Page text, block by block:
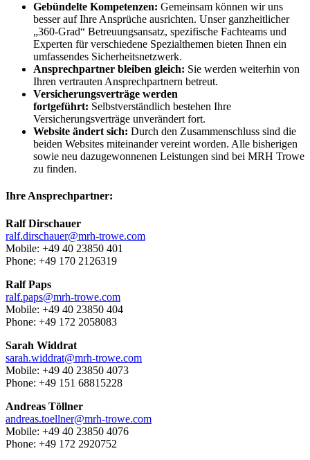
Gebündelte Kompetenzen: Gemeinsam können wir uns
besser auf Ihre Ansprüche ausrichten. Unser ganzheitlicher
„360-Grad“ Betreuungsansatz, spezifische Fachteams und
Experten für verschiedene Spezialthemen bieten Ihnen ein
umfassendes Sicherheitsnetzwerk.
Ansprechpartner bleiben gleich: Sie werden weiterhin von
Ihren vertrauten Ansprechpartnern betreut.
Versicherungsverträge werden
fortgeführt: Selbstverständlich bestehen Ihre
Versicherungsverträge unverändert fort.
Website ändert sich: Durch den Zusammenschluss sind die
beiden Websites miteinander vereint worden. Alle bisherigen
sowie neu dazugewonnenen Leistungen sind bei MRH Trowe
zu finden.
Ihre Ansprechpartner:
Ralf Dirschauer
ralf.dirschauer@mrh-trowe.com
Mobile: +49 40 23850 401
Phone: +49 170 2126319
Ralf Paps
ralf.paps@mrh-trowe.com
Mobile: +49 40 23850 404
Phone: +49 172 2058083
Sarah Widdrat
sarah.widdrat@mrh-trowe.com
Mobile: +49 40 23850 4073
Phone: +49 151 68815228
Andreas Töllner
andreas.toellner@mrh-trowe.com
Mobile: +49 40 23850 4076
Phone: +49 172 2920752